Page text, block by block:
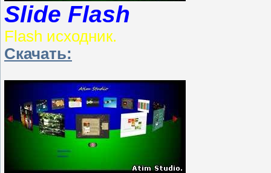
Slide Flash
Flash исходник.
Скачать: